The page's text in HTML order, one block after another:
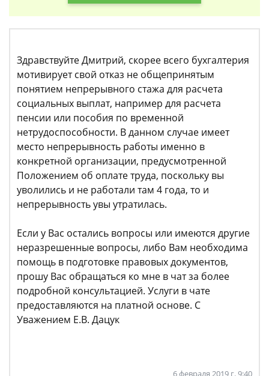
Здравствуйте Дмитрий, скорее всего бухгалтерия
мотивирует свой отказ не общепринятым
понятием непрерывного стажа для расчета
социальных выплат, например для расчета
пенсии или пособия по временной
нетрудоспособности. В данном случае имеет
место непрерывность работы именно в
конкретной организации, предусмотренной
Положением об оплате труда, поскольку вы
уволились и не работали там 4 года, то и
непрерывность увы утратилась.
Если у Вас остались вопросы или имеются другие
неразрешенные вопросы, либо Вам необходима
помощь в подготовке правовых документов,
прошу Вас обращаться ко мне в чат за более
подробной консультацией. Услуги в чате
предоставляются на платной основе. С
Уважением Е.В. Дацук
6 февраля 2019 г. 9:40